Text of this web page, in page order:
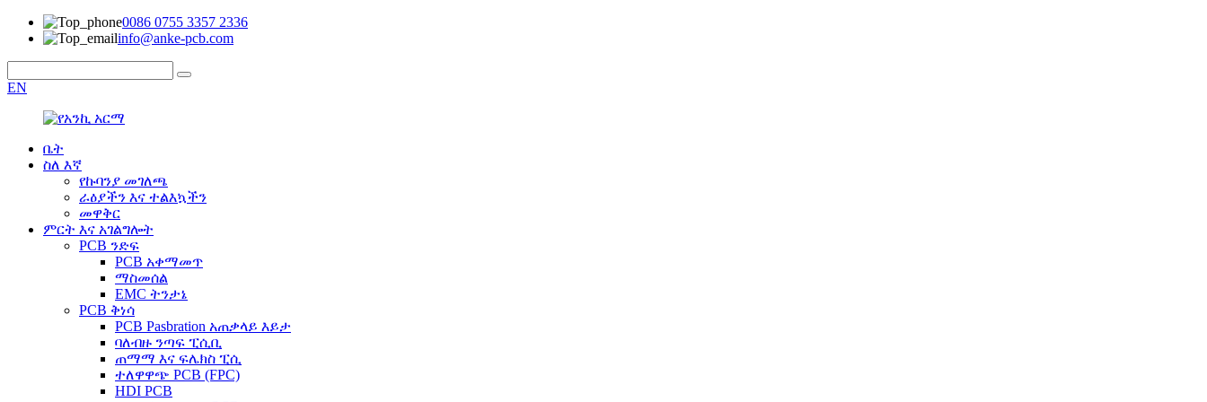
0086 0755 3357 2336
info@anke-pcb.com
EN
ቤት
ስለ እኛ
የኩባንያ መገለጫ
ራዕያችን እና ተልእኳችን
መዋቅር
ምርት እና አገልግሎት
PCB ንድፍ
PCB አቀማመጥ
ማስመሰል
EMC ትንታኔ
PCB ቅነሳ
PCB Pasbration አጠቃላይ እይታ
ባለብዙ ንጣፍ ፒሲቢ
ጠማማ እና ፍሌክስ ፒሲ
ተለዋዋጭ PCB (FPC)
HDI PCB